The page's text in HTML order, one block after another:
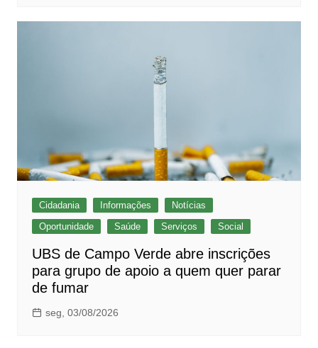
Cidadania Informações
Notícias
Oportunidade
Saúde Serviços Social
UBS de Campo Verde abre inscrições
para grupo de apoio a quem quer parar
de fumar
seg, 03/08/2026